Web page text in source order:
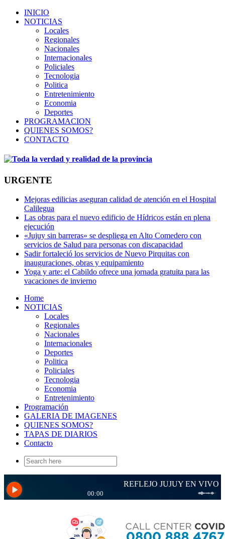
INICIO
NOTICIAS
Locales
Regionales
Nacionales
Internacionales
Policiales
Tecnologia
Politica
Entretenimiento
Economia
Deportes
PROGRAMACION
QUIENES SOMOS?
CONTACTO
URGENTE
Mejoras edilicias aseguran calidad de atención en el Hospital
Calilegua
Las obras para el nuevo edificio de Hídricos están en plena
ejecución
«Jujuy sin barreras» se despliega en Alto Comedero con
servicios de Salud para personas con discapacidad
Sadir fortaleció los servicios de Nuevo Pirquitas con
inauguraciones, obras y equipamiento
Yoga y arte: el Cabildo ofrece una jornada gratuita para las
vacaciones de invierno
Home
NOTICIAS
Locales
Regionales
Nacionales
Internacionales
Deportes
Politica
Policiales
Tecnologia
Economia
Entretenimiento
Programación
GALERIA DE IMAGENES
QUIENES SOMOS?
TAPAS DE DIARIOS
Contacto
Search
for: